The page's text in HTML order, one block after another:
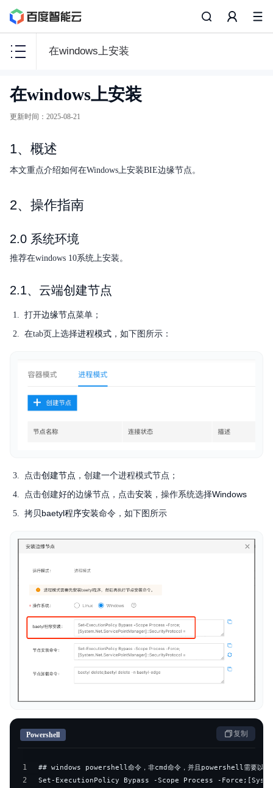
在windows上安装
智
能
边
BIE
产品描述
配置文件说明
快速入门
典型实践
操作指南
服务等级协议SLA
在windows上安装
更新时间 ： 2025-08-21
1、概述
本文重点介绍如何在Windows上安装BIE边缘节点。
2、操作指南
2.0 系统环境
推荐在windows 10系统上安装。
2.1、云端创建节点
打开边缘节点菜单；
在tab页上选择进程模式 ，如下图所示：
点击创建节点 ，创建一个进程模式节点；
点击创建好的边缘节点，点击安装 ，操作系统选择Windows
拷贝 baetyl程序安装命令，如下图所示
Powershell 复制
1
2
Set-ExecutionPolicy Bypass -Scope Process -